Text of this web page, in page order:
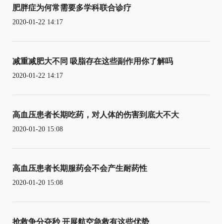
肥胖症为何常需要多学科联合诊疗
2020-01-22 14:17
减重减肥大不同 吸脂存在这些副作用你了解吗
2020-01-22 14:17
高血压患者长期吃药，对人体的伤害到底大不大
2020-01-20 15:08
高血压患者长期服药会不会产生耐药性
2020-01-20 15:08
抢救争分夺秒 开展航空急救有这些优势